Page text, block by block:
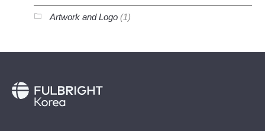
Artwork and Logo (1)